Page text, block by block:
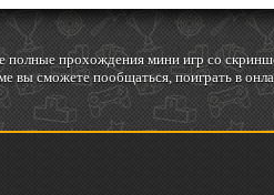
полные прохождения мини игр со
сможете пообщаться, поиграть в